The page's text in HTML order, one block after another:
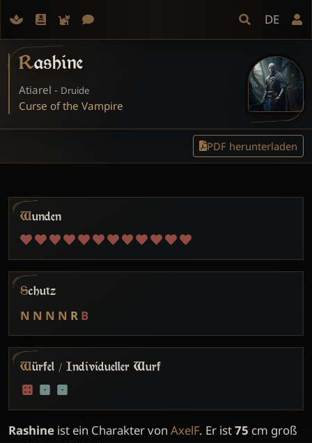
DE
Rashine
Atiarel - Druide
Curse of the Vampire
PDF herunterladen
Wunden
Schutz
N N N N R B
Würfel / Individueller Wurf
Rashine ist ein Charakter von AxelF. Er ist75 cm groß